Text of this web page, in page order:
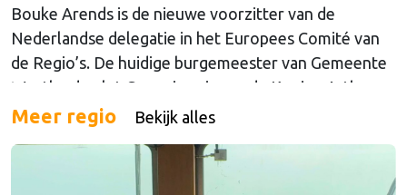
Bouke Arends is de nieuwe voorzitter van de
Nederlandse delegatie in het Europees Comité van
de Regio’s. De huidige burgemeester van Gemeente
Westland volgt Commissaris van de Koning Arthur
van Dijk (Noord-Holland) op, die de voorzittersrol
Nederlandse regio’s behoorlijk succesvol in hun
lobby in Brussel, en dat komt vooral omdat …
Meer regio Bekijk alles